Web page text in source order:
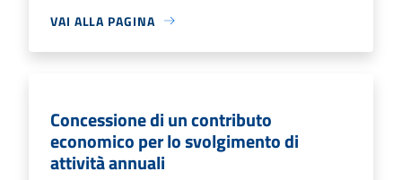
VAI ALLA PAGINA
Concessione di un contributo
economico per lo svolgimento di
attività annuali